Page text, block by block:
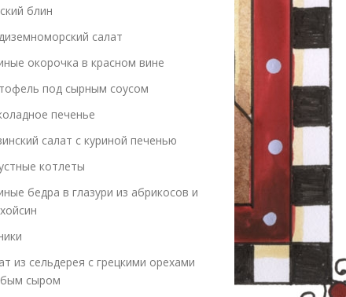
блин
салат
окорочка в красном вине
под сырным соусом
печенье
салат с куриной печенью
котлеты
бедра в глазури из абрикосов и
из сельдерея с грецкими орехами
сыром